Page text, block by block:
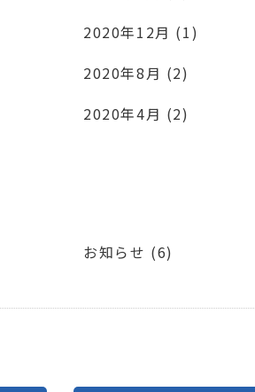
2020年12月 (1)
2020年8月 (2)
2020年4月 (2)
お知らせ (6)